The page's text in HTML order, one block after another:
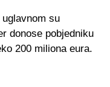
su
donose pobjedniku
200 miliona eura.